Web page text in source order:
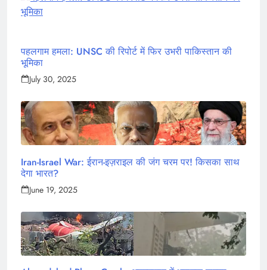
पहलगाम हमला: UNSC की रिपोर्ट में फिर उभरी पाकिस्तान की
भूमिका
July 30, 2025
Iran-Israel War: ईरान-इज़राइल की जंग चरम पर! किसका साथ
देगा भारत?
June 19, 2025